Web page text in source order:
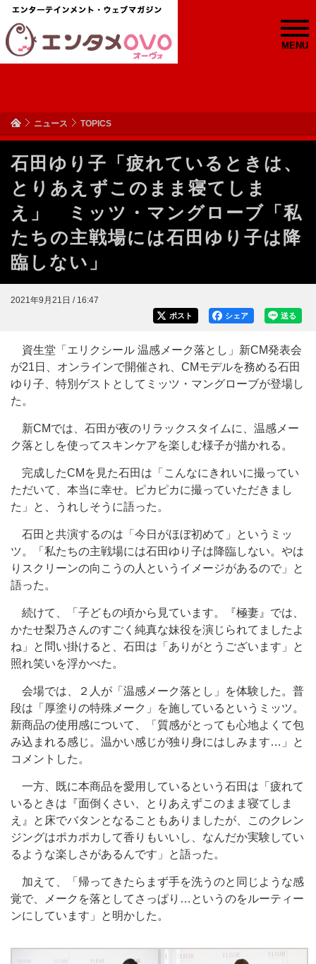
MENU
ニュース TOPICS
石田ゆり子「疲れているときは、
とりあえずこのまま寝てしま
え」 ミッツ・マングローブ「私
たちの主戦場には石田ゆり子は降
臨しない」
2021年9月21日 / 16:47
送る
シェア
ポスト
資生堂「エリクシール 温感メーク落とし」新CM発表会
が21日、オンラインで開催され、CMモデルを務める石田
ゆり子、特別ゲストとしてミッツ・マングローブが登場し
た。
新CMでは、石田が夜のリラックスタイムに、温感メー
ク落としを使ってスキンケアを楽しむ様子が描かれる。
完成したCMを見た石田は「こんなにきれいに撮ってい
ただいて、本当に幸せ。ピカピカに撮っていただきまし
た」と、うれしそうに語った。
石田と共演するのは「今日がほぼ初めて」というミッ
ツ。「私たちの主戦場には石田ゆり子は降臨しない。やは
りスクリーンの向こうの人というイメージがあるので」と
語った。
続けて、「子どもの頃から見ています。『極妻』では、
かたせ梨乃さんのすごく純真な妹役を演じられてましたよ
ね」と問い掛けると、石田は「ありがとうございます」と
照れ笑いを浮かべた。
会場では、２人が「温感メーク落とし」を体験した。普
段は「厚塗りの特殊メーク」を施しているというミッツ。
新商品の使用感について、「質感がとっても心地よくて包
み込まれる感じ。温かい感じが独り身にはしみます…」と
コメントした。
一方、既に本商品を愛用しているという石田は「疲れて
いるときは『面倒くさい、とりあえずこのまま寝てしま
え』と床でバタンとなることもありましたが、このクレン
ジングはポカポカして香りもいいし、なんだか実験してい
るような楽しさがあるんです」と語った。
加えて、「帰ってきたらまず手を洗うのと同じような感
覚で、メークを落としてさっぱり…というのをルーティー
ンにしています」と明かした。